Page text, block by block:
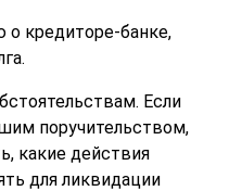
кредиторе-банке,
Если
поручительством,
какие действия
для ликвидации